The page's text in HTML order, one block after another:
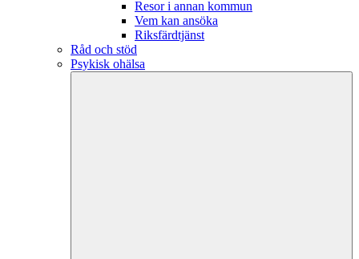
Resor i annan kommun
Vem kan ansöka
Riksfärdtjänst
Råd och stöd
Psykisk ohälsa